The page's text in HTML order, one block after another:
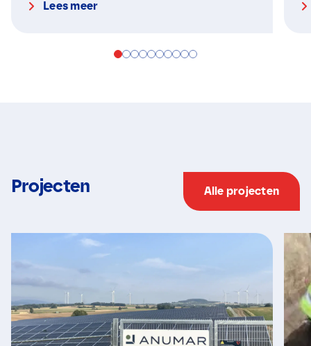
Lees meer
Projecten Alle projecten